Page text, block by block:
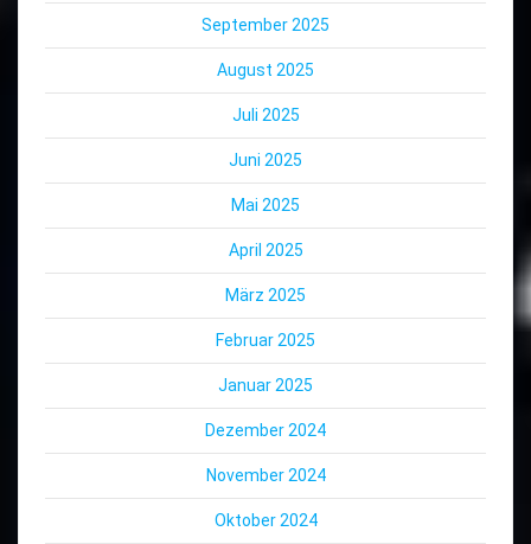
September 2025
August 2025
Juli 2025
Juni 2025
Mai 2025
April 2025
März 2025
Februar 2025
Januar 2025
Dezember 2024
November 2024
Oktober 2024